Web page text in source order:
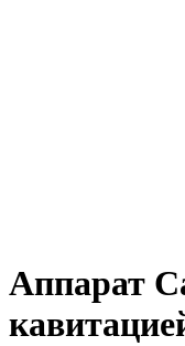
Аппарат